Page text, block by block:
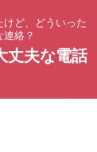
ど、どういった
絡？
丈夫な電話